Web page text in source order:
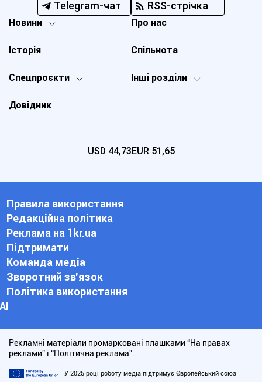
Telegram-чат RSS-стрічка
Новини
Спецпроєкти Інші розділи
Історія
Про нас
Довідник
Спільнота
USD 44,73EUR 51,65
Правила використання
Редакційна політика
Реклама на 1kr.ua
Підтримати
Команда медіа
Зворотний зв'язок
Політика використання
АІ
Рекламні матеріали промарковані плашками “На правах
реклами” і “Політична реклама”.
У 2025 році роботу медіа підтримує Європейський союз